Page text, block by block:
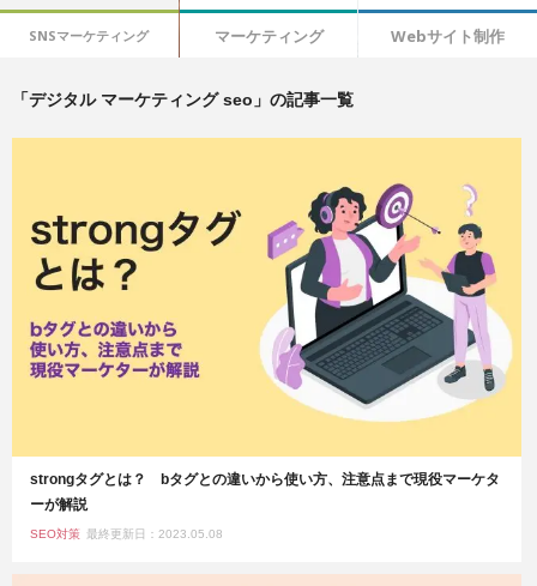
SNSマーケティング マーケティング Webサイト制作
「デジタル マーケティング seo」の記事一覧
strongタグとは？ bタグとの違いから使い方、注意点まで現役マーケタ
ーが解説
SEO対策 最終更新日：2023.05.08